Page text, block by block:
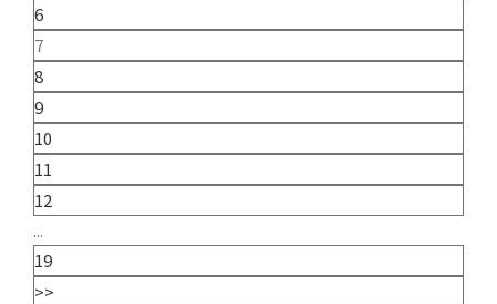
6
7
8
9
10
11
12
...
19
>>